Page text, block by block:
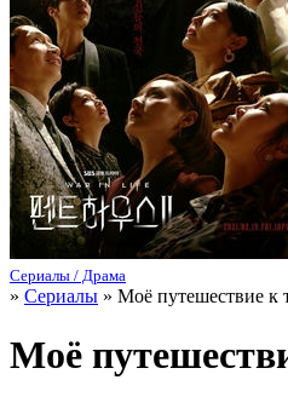
Сериалы / Драма
» Сериалы » Моё путешествие к
Моё